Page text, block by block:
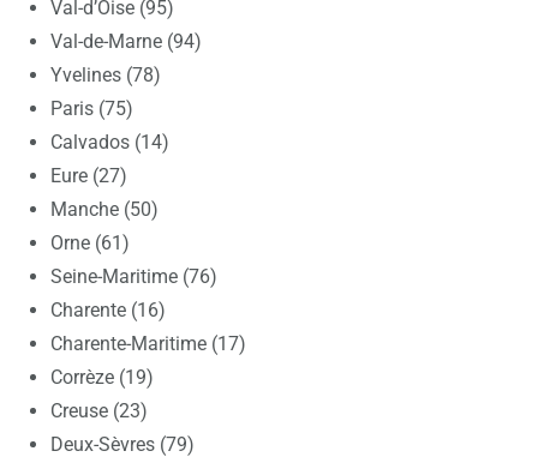
Val-d’Oise (95)
Val-de-Marne (94)
Yvelines (78)
Paris (75)
Calvados (14)
Eure (27)
Manche (50)
Orne (61)
Seine-Maritime (76)
Charente (16)
Charente-Maritime (17)
Corrèze (19)
Creuse (23)
Deux-Sèvres (79)